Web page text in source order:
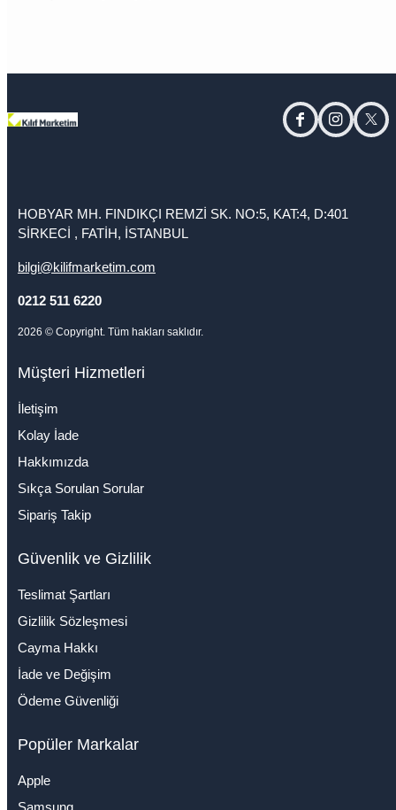
facebookinstagram
HOBYAR MH. FINDIKÇI REMZİ SK. NO:5, KAT:4, D:401
SİRKECİ , FATİH, İSTANBUL
bilgi@kilifmarketim.com
0212 511 6220
2026 © Copyright. Tüm hakları saklıdır.
Müşteri Hizmetleri
İletişim
Kolay İade
Hakkımızda
Sıkça Sorulan Sorular
Sipariş Takip
Güvenlik ve Gizlilik
Teslimat Şartları
Gizlilik Sözleşmesi
Cayma Hakkı
İade ve Değişim
Ödeme Güvenliği
Popüler Markalar
Apple
Samsung